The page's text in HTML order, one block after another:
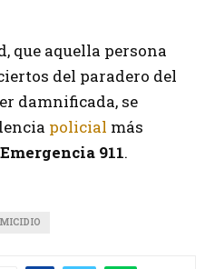
que aquella persona
del paradero del
damnificada, se
policial más
911.